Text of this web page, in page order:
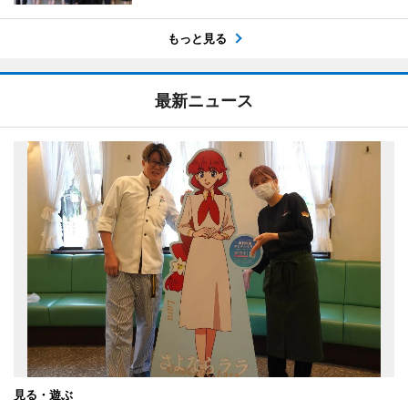
もっと見る
最新ニュース
見る・遊ぶ